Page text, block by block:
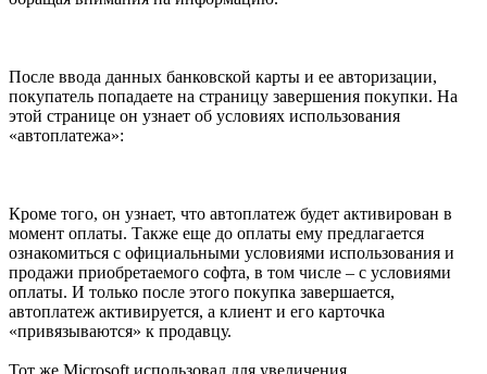
После ввода данных банковской карты и ее авторизации,
покупатель попадаете на страницу завершения покупки. На
этой странице он узнает об условиях использования
«автоплатежа»:
Кроме того, он узнает, что автоплатеж будет активирован в
момент оплаты. Также еще до оплаты ему предлагается
ознакомиться с официальными условиями использования и
продажи приобретаемого софта, в том числе – с условиями
оплаты. И только после этого покупка завершается,
автоплатеж активируется, а клиент и его карточка
«привязываются» к продавцу.